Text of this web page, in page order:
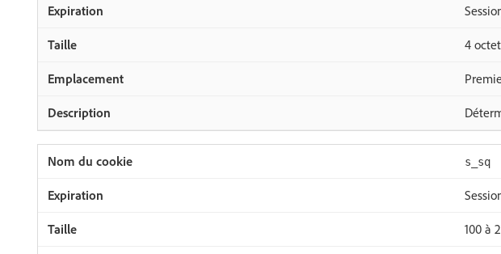
4
s_sq
100 à